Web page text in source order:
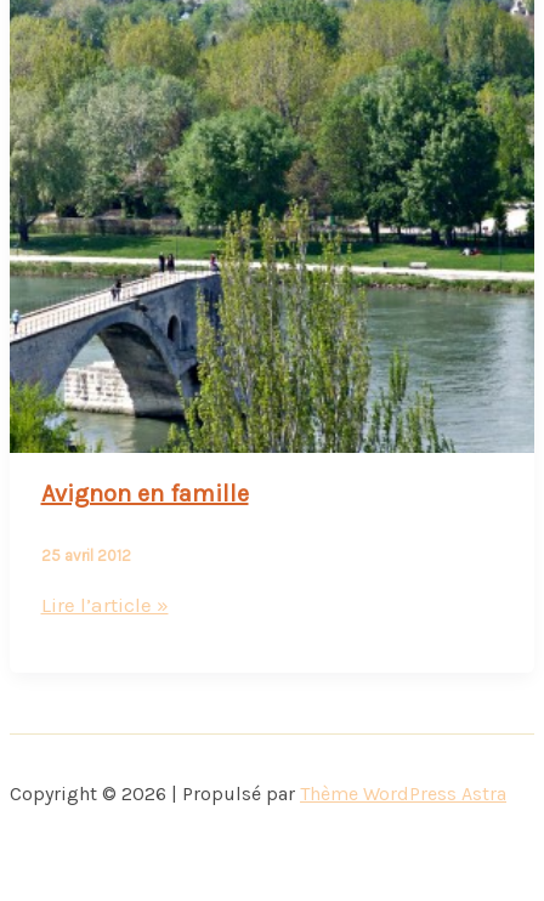
Avignon en famille
25 avril 2012
Avignon
Lire l’article »
Copyright © 2026 | Propulsé par Thème WordPress Astra